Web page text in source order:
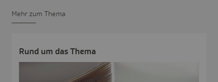
Mehr zum Thema
Rund um das Thema